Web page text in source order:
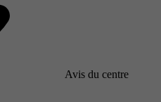
Avis du centre